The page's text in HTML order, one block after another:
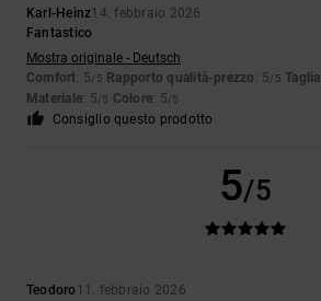
Karl-Heinz14. febbraio 2026
Fantastico
Mostra originale - Deutsch
Comfort: 5/5 Rapporto qualità-prezzo : 5/5 Taglia
Materiale: 5/5 Colore: 5/5
Consiglio questo prodotto
5/5
Teodoro11. febbraio 2026